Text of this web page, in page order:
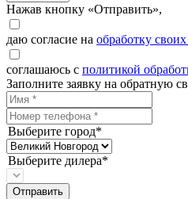
Нажав кнопку «Отправить»,
даю согласие на обработку
соглашаюсь с политикой
Заполните заявку на обратную
Выберите город*
Выберите дилера*
Отправить